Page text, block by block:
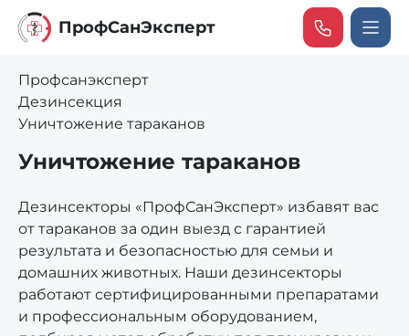
ПрофCанЭксперт
Профсанэксперт
Дезинсекция
Уничтожение тараканов
Уничтожение тараканов
Дезинсекторы «ПрофСанЭксперт» избавят вас
от тараканов за один выезд с гарантией
результата и безопасностью для семьи и
домашних животных. Наши дезинсекторы
работают сертифицированными препаратами
и профессиональным оборудованием,